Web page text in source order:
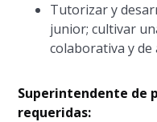
Tutorizar y
junior; cultivar
colaborativa y
Superintendente de
requeridas: